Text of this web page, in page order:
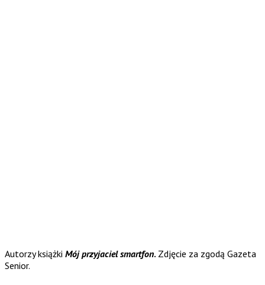
Autorzy książki Mój przyjaciel smartfon. Zdjęcie za zgodą Gazeta
Senior.